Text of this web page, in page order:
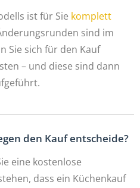
ist für Sie komplett
sind im
Sie sich für den Kauf
– und diese sind dann
den Kauf entscheide?
eine kostenlose
dass ein Küchenkauf